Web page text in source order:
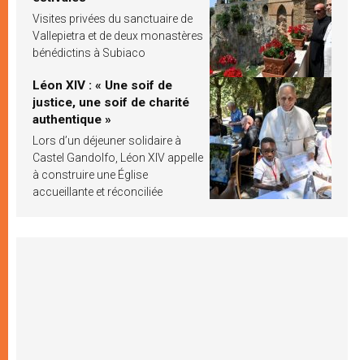
Visites privées du sanctuaire de
Vallepietra et de deux monastères
bénédictins à Subiaco
Léon XIV : « Une soif de
justice, une soif de charité
authentique »
Lors d’un déjeuner solidaire à
Castel Gandolfo, Léon XIV appelle
à construire une Église
accueillante et réconciliée